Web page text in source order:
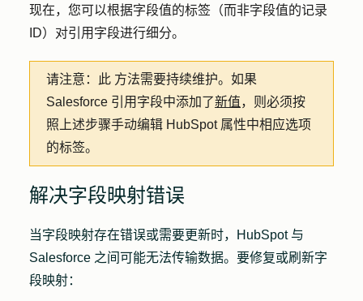
现在，您可以根据字段值的标签（而非字段值的记录
ID）对引用字段进行细分。
请注意：此 方法需要持续维护。如果
Salesforce 引用字段中添加了新值，则必须按
照上述步骤手动编辑 HubSpot 属性中相应选项
的标签。
解决字段映射错误
当字段映射存在错误或需要更新时，HubSpot 与
Salesforce 之间可能无法传输数据。要修复或刷新字
段映射：